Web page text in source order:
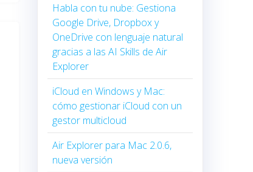
Habla con tu nube: Gestiona
Google Drive, Dropbox y
OneDrive con lenguaje natural
gracias a las AI Skills de Air
Explorer
iCloud en Windows y Mac:
cómo gestionar iCloud con un
gestor multicloud
Air Explorer para Mac 2.0.6,
nueva versión